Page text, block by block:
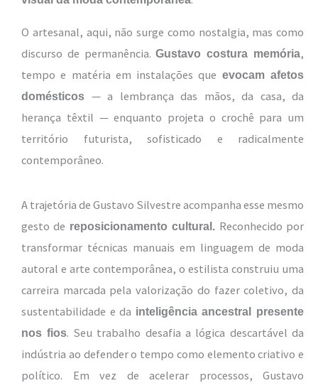
O artesanal, aqui, não surge como nostalgia, mas como
discurso de permanência.Gustavo costura memória,
tempo e matéria em instalações que evocam afetos
domésticos — a lembrança das mãos, da casa, da
herança têxtil — enquanto projeta o crochê para um
território futurista, sofisticado e radicalmente
contemporâneo.
A trajetória de Gustavo Silvestre acompanha esse mesmo
gesto de reposicionamento cultural. Reconhecido por
transformar técnicas manuais em linguagem de moda
autoral e arte contemporânea, o estilista construiu uma
carreira marcada pela valorização do fazer coletivo, da
sustentabilidade e da inteligência ancestral presente
nos fios. Seu trabalho desafia a lógica descartável da
indústria ao defender o tempo como elemento criativo e
político. Em vez de acelerar processos, Gustavo